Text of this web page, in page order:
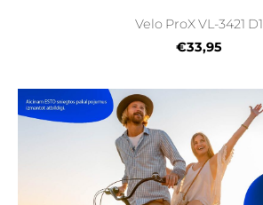
Velo ProX VL-3421 D1
€33,95